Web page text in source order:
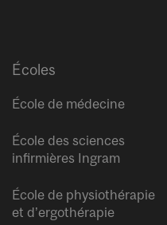
Écoles
École de médecine
École des sciences
infirmières Ingram
École de physiothérapie
et d’ergothérapie